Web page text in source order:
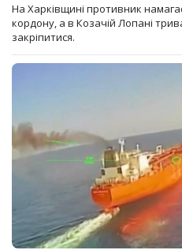
На Харківщині противник
кордону, а в Козачій Лопані
закріпитися.